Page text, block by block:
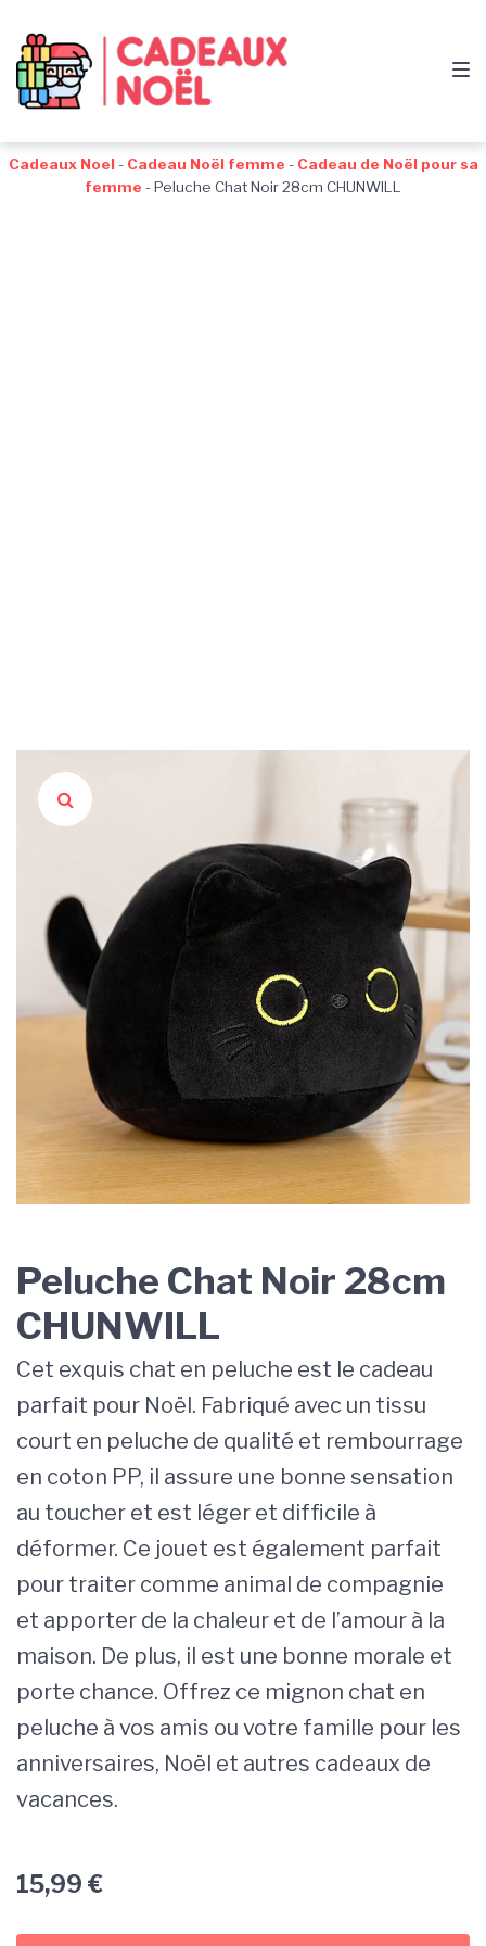
navigation
au
contenu
au
pied
de
Cadeaux Noel - Cadeau Noël femme - Cadeau de Noël pour sa
femme -Peluche Chat Noir 28cm CHUNWILL
Peluche Chat Noir 28cm
CHUNWILL
Cet exquis chat en peluche est le cadeau
parfait pour Noël. Fabriqué avec un tissu
court en peluche de qualité et rembourrage
en coton PP, il assure une bonne sensation
au toucher et est léger et difficile à
déformer. Ce jouet est également parfait
pour traiter comme animal de compagnie
et apporter de la chaleur et de l’amour à la
maison. De plus, il est une bonne morale et
porte chance. Offrez ce mignon chat en
peluche à vos amis ou votre famille pour les
anniversaires, Noël et autres cadeaux de
vacances.
15,99 €